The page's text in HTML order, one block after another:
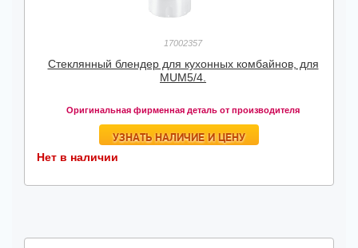
17002357
Стеклянный блендер для кухонных комбайнов, для
MUM5/4.
Оригинальная фирменная деталь от производителя
УЗНАТЬ НАЛИЧИЕ И ЦЕНУ
Нет в наличии